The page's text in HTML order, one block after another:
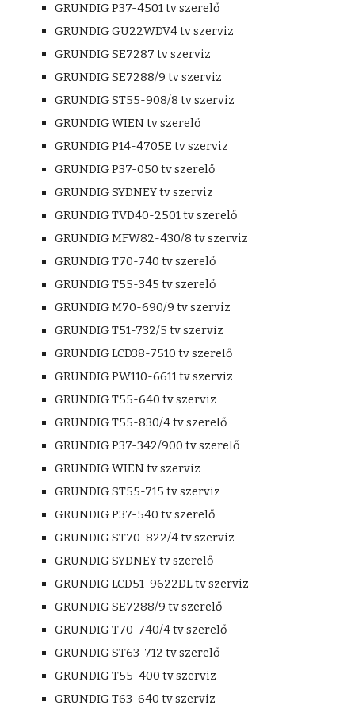
GRUNDIG P37-4501 tv szerelő
GRUNDIG GU22WDV4 tv szerviz
GRUNDIG SE7287 tv szerviz
GRUNDIG SE7288/9 tv szerviz
GRUNDIG ST55-908/8 tv szerviz
GRUNDIG WIEN tv szerelő
GRUNDIG P14-4705E tv szerviz
GRUNDIG P37-050 tv szerelő
GRUNDIG SYDNEY tv szerviz
GRUNDIG TVD40-2501 tv szerelő
GRUNDIG MFW82-430/8 tv szerviz
GRUNDIG T70-740 tv szerelő
GRUNDIG T55-345 tv szerelő
GRUNDIG M70-690/9 tv szerviz
GRUNDIG T51-732/5 tv szerviz
GRUNDIG LCD38-7510 tv szerelő
GRUNDIG PW110-6611 tv szerviz
GRUNDIG T55-640 tv szerviz
GRUNDIG T55-830/4 tv szerelő
GRUNDIG P37-342/900 tv szerelő
GRUNDIG WIEN tv szerviz
GRUNDIG ST55-715 tv szerviz
GRUNDIG P37-540 tv szerelő
GRUNDIG ST70-822/4 tv szerviz
GRUNDIG SYDNEY tv szerelő
GRUNDIG LCD51-9622DL tv szerviz
GRUNDIG SE7288/9 tv szerelő
GRUNDIG T70-740/4 tv szerelő
GRUNDIG ST63-712 tv szerelő
GRUNDIG T55-400 tv szerviz
GRUNDIG T63-640 tv szerviz